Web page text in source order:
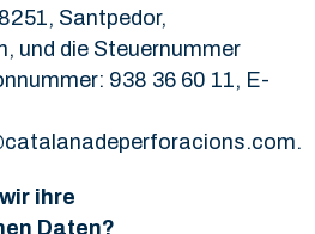
Santpedor,
und die Steuernummer
938 36 60 11, E-
.
ihre
Daten?